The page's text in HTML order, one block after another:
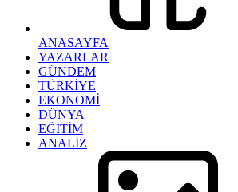
ANASAYFA
YAZARLAR
GÜNDEM
TÜRKİYE
EKONOMİ
DÜNYA
EĞİTİM
ANALİZ